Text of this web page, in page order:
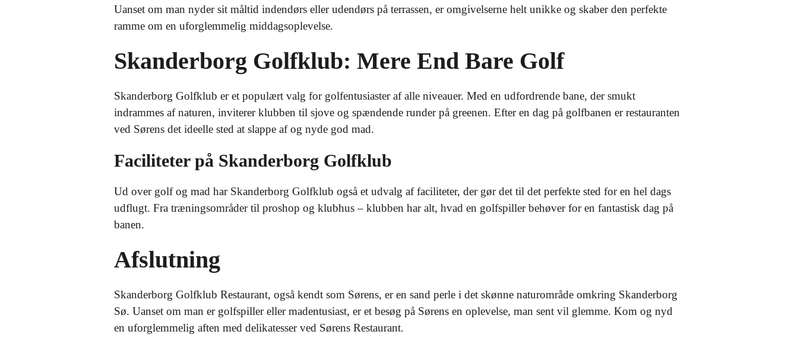
Uanset om man nyder sit måltid indendørs eller udendørs på terrassen, er omgivelserne helt unikke og skaber den perfekte
ramme om en uforglemmelig middagsoplevelse.
Skanderborg Golfklub: Mere End Bare Golf
Skanderborg Golfklub er et populært valg for golfentusiaster af alle niveauer. Med en udfordrende bane, der smukt
indrammes af naturen, inviterer klubben til sjove og spændende runder på greenen. Efter en dag på golfbanen er restauranten
ved Sørens det ideelle sted at slappe af og nyde god mad.
Faciliteter på Skanderborg Golfklub
Ud over golf og mad har Skanderborg Golfklub også et udvalg af faciliteter, der gør det til det perfekte sted for en hel dags
udflugt. Fra træningsområder til proshop og klubhus – klubben har alt, hvad en golfspiller behøver for en fantastisk dag på
banen.
Afslutning
Skanderborg Golfklub Restaurant, også kendt som Sørens, er en sand perle i det skønne naturområde omkring Skanderborg
Sø. Uanset om man er golfspiller eller madentusiast, er et besøg på Sørens en oplevelse, man sent vil glemme. Kom og nyd
en uforglemmelig aften med delikatesser ved Sørens Restaurant.